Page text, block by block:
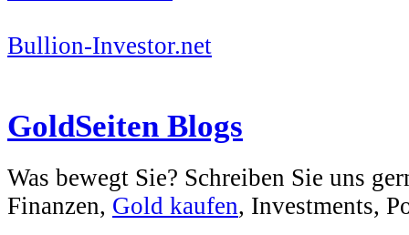
Bullion-Investor.net
GoldSeiten Blogs
Was bewegt Sie? Schreiben Sie uns
Finanzen, Gold kaufen, Investments,